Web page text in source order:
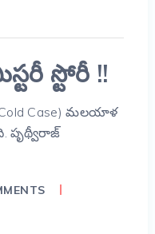
స్టోరీ !!
(Cold Case) మలయాళ
పృథ్వీరాజ్